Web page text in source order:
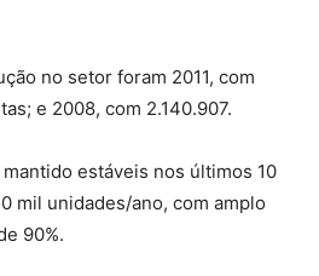
no setor foram 2011, com
e 2008, com 2.140.907.
estáveis nos últimos 10
mil unidades/ano, com amplo
90%.